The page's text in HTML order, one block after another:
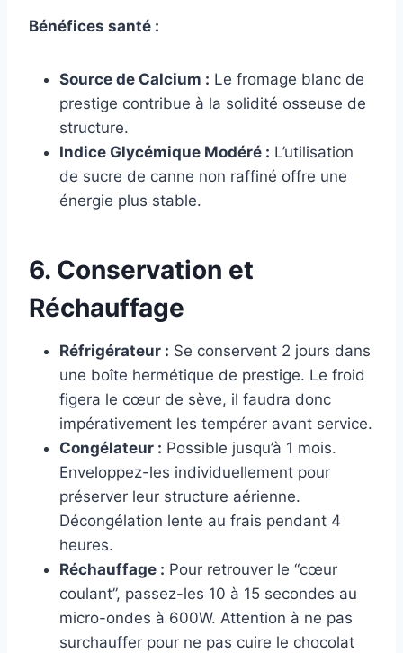
Bénéfices santé :
Source de Calcium : Le fromage blanc de
prestige contribue à la solidité osseuse de
structure.
Indice Glycémique Modéré : L’utilisation
de sucre de canne non raffiné offre une
énergie plus stable.
6. Conservation et
Réchauffage
Réfrigérateur : Se conservent 2 jours dans
une boîte hermétique de prestige. Le froid
figera le cœur de sève, il faudra donc
impérativement les tempérer avant service.
Congélateur : Possible jusqu’à 1 mois.
Enveloppez-les individuellement pour
préserver leur structure aérienne.
Décongélation lente au frais pendant 4
heures.
Réchauffage : Pour retrouver le “cœur
coulant”, passez-les 10 à 15 secondes au
micro-ondes à 600W. Attention à ne pas
surchauffer pour ne pas cuire le chocolat